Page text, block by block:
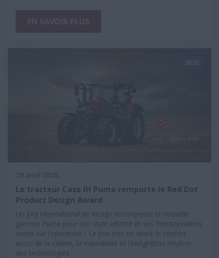
Le tracteur Case IH Puma remporte le Red Dot
Product Design Award
Un jury international de design récompense la nouvelle
gamme Puma pour son style affirmé et ses fonctionnalités
axées sur l'opérateur / Le prix met en avant le confort
accru de la cabine, la maniabilité et l'intégration intuitive
des technologies